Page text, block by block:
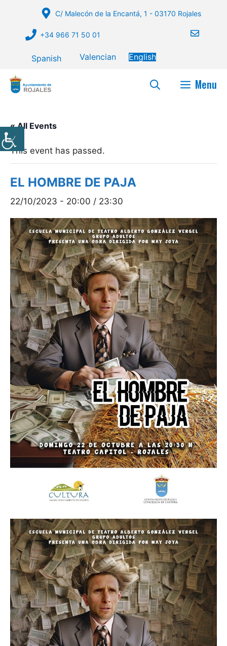
C/ Malecón de la Encantá, 1 - 03170 Rojales
+34 966 71 50 01
Spanish Valencian English
Menu
« All Events
This event has passed.
EL HOMBRE DE PAJA
22/10/2023 - 20:00 / 23:30